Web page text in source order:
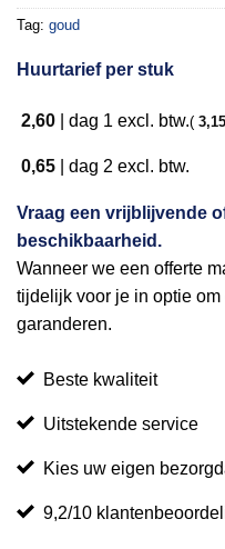
Tag: goud
Huurtarief per stuk
2,60 dag 1 excl. btw.( 3,15
0,65 dag 2 excl. btw.
Vraag een vrijblijvende
beschikbaarheid.
Wanneer we een offerte
tijdelijk voor je in optie
garanderen.
Beste kwaliteit
Uitstekende service
Kies uw eigen
9,2/10